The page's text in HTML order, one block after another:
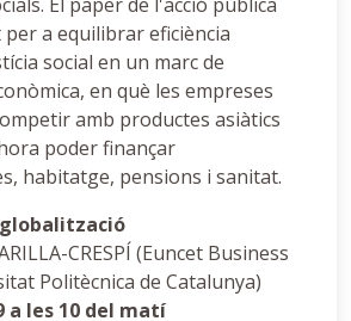
a equilibrar eficiència
social en un marc de
en què les empreses
amb productes asiàtics
poder finançar
habitatge, pensions i sanitat.
CRESPÍ (Euncet Business
Politècnica de Catalunya)
a les 10 del matí